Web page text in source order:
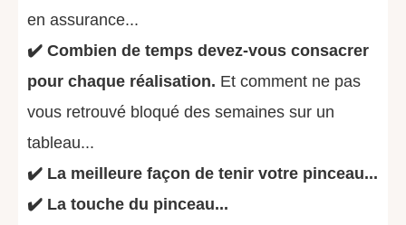
en assurance...
✔️ Combien de temps devez-vous consacrer
pour chaque réalisation. Et comment ne pas
vous retrouvé bloqué des semaines sur un
tableau...
✔️ La meilleure façon de tenir votre pinceau...
✔️ La touche du pinceau...